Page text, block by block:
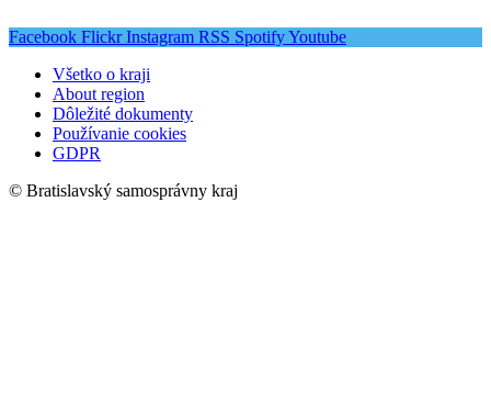
Facebook Flickr Instagram RSS SpotifyYoutube
Všetko o kraji
About region
Dôležité dokumenty
Používanie cookies
GDPR
© Bratislavský samosprávny kraj